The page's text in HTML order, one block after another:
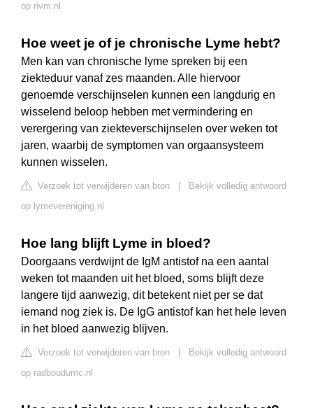
op rivm.nl
Hoe weet je of je chronische Lyme hebt?
Men kan van chronische lyme spreken bij een
ziekteduur vanaf zes maanden. Alle hiervoor
genoemde verschijnselen kunnen een langdurig en
wisselend beloop hebben met vermindering en
verergering van ziekteverschijnselen over weken tot
jaren, waarbij de symptomen van orgaansysteem
kunnen wisselen.
Verzoek tot verwijderen van bron
Bekijk volledig antwoord
op lymevereniging.nl
Hoe lang blijft Lyme in bloed?
Doorgaans verdwijnt de IgM antistof na een aantal
weken tot maanden uit het bloed, soms blijft deze
langere tijd aanwezig, dit betekent niet per se dat
iemand nog ziek is. De IgG antistof kan het hele leven
in het bloed aanwezig blijven.
Verzoek tot verwijderen van bron
Bekijk volledig antwoord
op radboudumc.nl